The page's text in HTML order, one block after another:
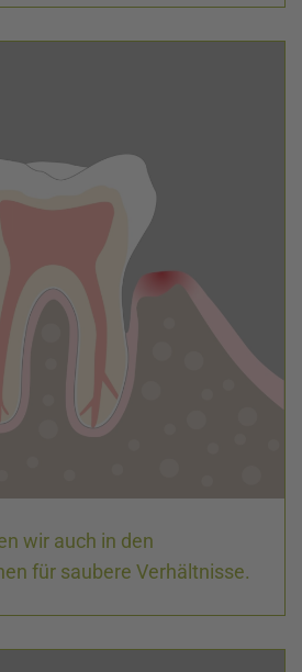
wir auch in den
für saubere Verhältnisse.